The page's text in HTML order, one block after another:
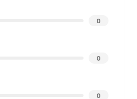
0
0
0